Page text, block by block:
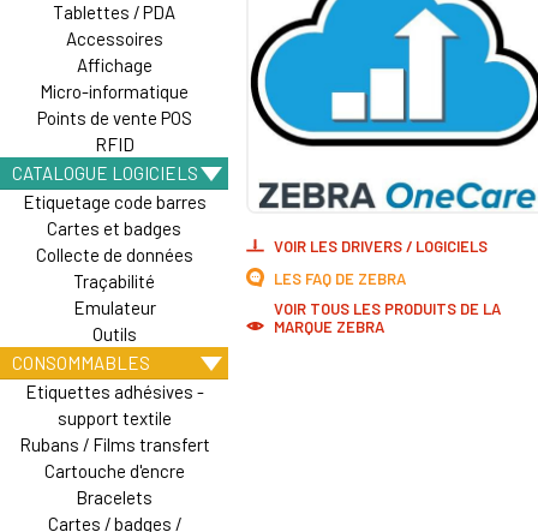
Tablettes / PDA
Accessoires
Affichage
Micro-informatique
Points de vente POS
RFID
CATALOGUE LOGICIELS
Etiquetage code barres
Cartes et badges
Collecte de données
Traçabilité
Emulateur
Outils
CONSOMMABLES
Etiquettes adhésives -
support textile
Rubans / Films transfert
Cartouche d'encre
Bracelets
Cartes / badges /
VOIR LES DRIVERS / LOGICIELS
LES FAQ DE ZEBRA
VOIR TOUS LES PRODUITS DE LA
MARQUE ZEBRA